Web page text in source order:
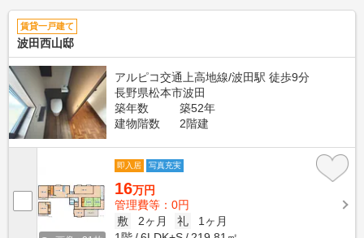
賃貸一戸建て
波田西山邸
アルピコ交通上高地線/波田駅 徒歩9分
長野県松本市波田
築年数
築52年
建物階数
2階建
即入居 写真充実
16万円
管理費等：0円
敷
2ヶ月 礼
1ヶ月